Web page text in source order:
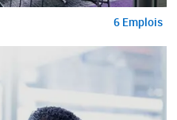
6 Emplois